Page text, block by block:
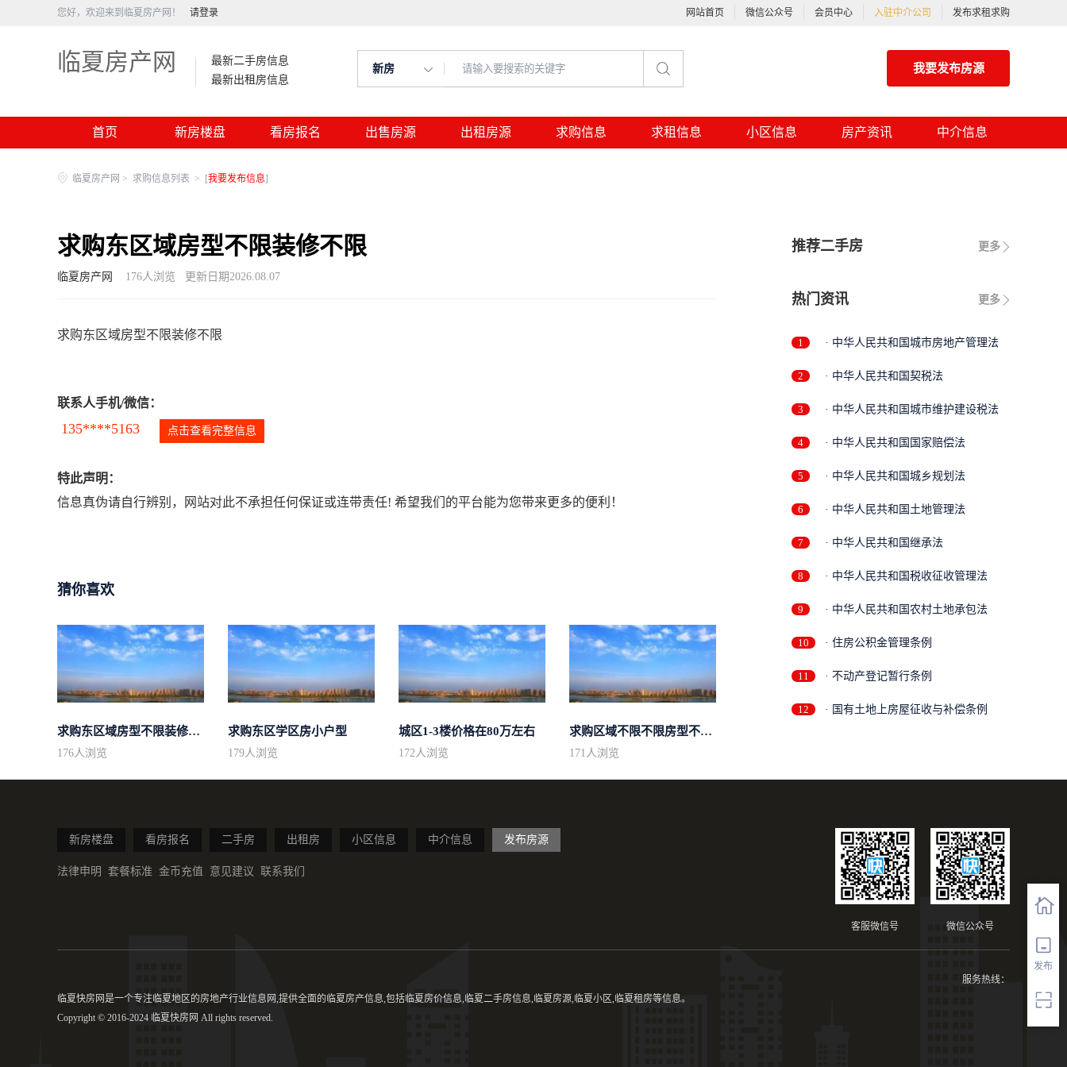
您好，欢迎来到临夏房产网！ 请登录 网站首页 微信公众号 会员中心 入驻中介公司 发布求租求购
临夏房产网
最新二手房信息
最新出租房信息
新房 我要发布房源
首页 新房楼盘 看房报名 出售房源 出租房源 求购信息 求租信息 小区信息 房产资讯 中介信息
发布
临夏房产网 > 求购信息列表 > [我要发布信息]
求购东区域房型不限装修不限
临夏房产网 176人浏览 更新日期2026.08.07
求购东区域房型不限装修不限
联系人手机/微信：
135****5163 点击查看完整信息
特此声明：
信息真伪请自行辨别，网站对此不承担任何保证或连带责任! 希望我们的平台能为您带来更多的便利！
猜你喜欢
求购东区域房型不限装修不限
176人浏览
求购东区学区房小户型
179人浏览
城区1-3楼价格在80万左右
172人浏览
求购区域不限不限房型不限两室一厅简...
171人浏览
更多
推荐二手房
更多
热门资讯
1 · 中华人民共和国城市房地产管理法
2 · 中华人民共和国契税法
3 · 中华人民共和国城市维护建设税法
4 · 中华人民共和国国家赔偿法
5 · 中华人民共和国城乡规划法
6 · 中华人民共和国土地管理法
7 · 中华人民共和国继承法
8 · 中华人民共和国税收征收管理法
9 · 中华人民共和国农村土地承包法
10 · 住房公积金管理条例
11 · 不动产登记暂行条例
12 · 国有土地上房屋征收与补偿条例
新房楼盘 看房报名 二手房 出租房 小区信息 中介信息 发布房源
法律申明 套餐标准 金币充值 意见建议 联系我们
微信公众号
客服微信号
服务热线：
临夏快房网是一个专注临夏地区的房地产行业信息网,提供全面的临夏房产信息,包括临夏房价信息,临夏二手房信息,临夏房源,临夏小区,临夏租房等信息。
Copyright © 2016-2024 临夏快房网 All rights reserved.